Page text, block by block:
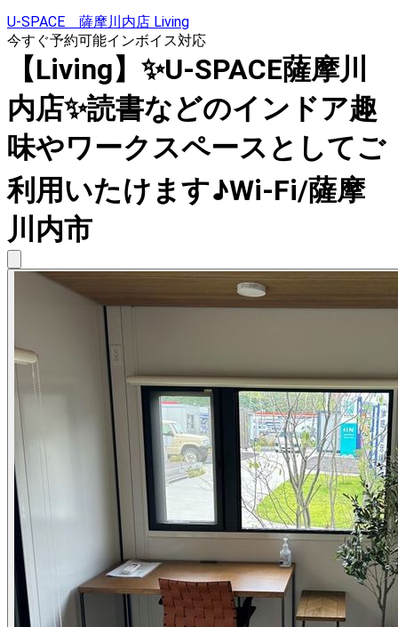
U-SPACE 薩摩川内店 Living
今すぐ予約可能インボイス対応
【Living】✨U-SPACE薩摩川
内店✨読書などのインドア趣
味やワークスペースとしてご
利用いたけます♪Wi-Fi/薩摩
川内市